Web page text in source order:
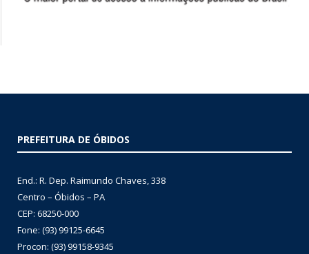
PREFEITURA DE ÓBIDOS
End.: R. Dep. Raimundo Chaves, 338
Centro – Óbidos – PA
CEP: 68250-000
Fone: (93) 99125-6645
Procon: (93) 99158-9345